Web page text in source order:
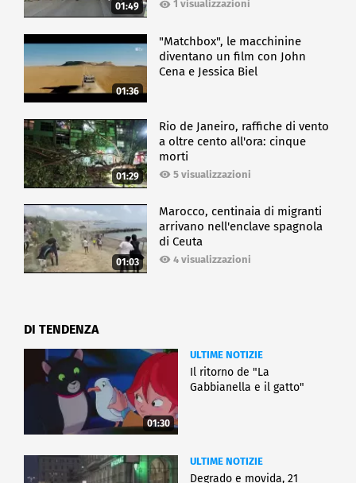
01:49 1 visualizzazioni
01:36
"Matchbox", le macchinine
diventano un film con John
Cena e Jessica Biel
01:29
Rio de Janeiro, raffiche di vento
a oltre cento all'ora: cinque
morti
5 visualizzazioni
01:03
Marocco, centinaia di migranti
arrivano nell'enclave spagnola
di Ceuta
4 visualizzazioni
DI TENDENZA
01:30
ULTIME NOTIZIE
Il ritorno de "La
Gabbianella e il gatto"
ULTIME NOTIZIE
Degrado e movida, 21